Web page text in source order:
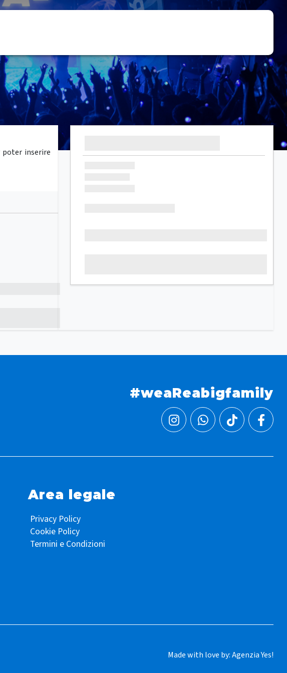
poter inserire
#weaReabigfamily
Area legale
Privacy Policy
Cookie Policy
Termini e Condizioni
Made with love by:Agenzia Yes!